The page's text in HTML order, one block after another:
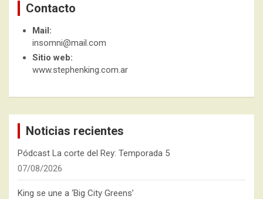
Contacto
Mail:
insomni@mail.com
Sitio web:
www.stephenking.com.ar
Noticias recientes
Pódcast La corte del Rey: Temporada 5
07/08/2026
King se une a ‘Big City Greens’